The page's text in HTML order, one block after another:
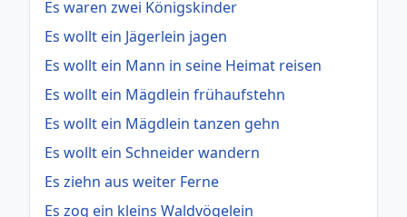
Es waren zwei Königskinder
Es wollt ein Jägerlein jagen
Es wollt ein Mann in seine Heimat reisen
Es wollt ein Mägdlein frühaufstehn
Es wollt ein Mägdlein tanzen gehn
Es wollt ein Schneider wandern
Es ziehn aus weiter Ferne
Es zog ein kleins Waldvögelein